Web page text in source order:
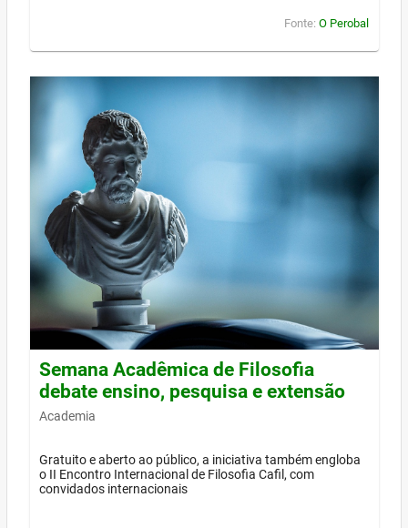
Fonte: O Perobal
Semana Acadêmica de Filosofia
debate ensino, pesquisa e extensão
Academia
Gratuito e aberto ao público, a iniciativa também engloba
o II Encontro Internacional de Filosofia Cafil, com
convidados internacionais